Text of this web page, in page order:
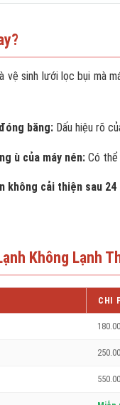
sinh lưới lọc bụi mà
băng:Dấu hiệu rõ
ù của máy nén:Có thể
không cải thiện sau 24
Không Lạnh
CHI